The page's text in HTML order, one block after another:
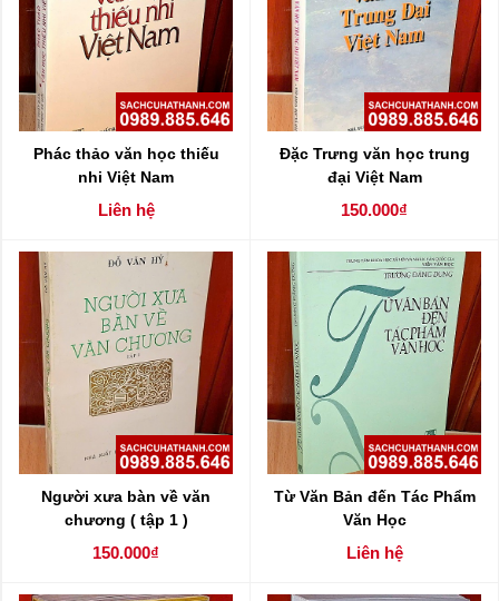
Phác thảo văn học thiếu
nhi Việt Nam
Liên hệ
Đặc Trưng văn học trung
đại Việt Nam
150.000₫
Người xưa bàn về văn
chương ( tập 1 )
150.000₫
Từ Văn Bản đến Tác Phẩm
Văn Học
Liên hệ